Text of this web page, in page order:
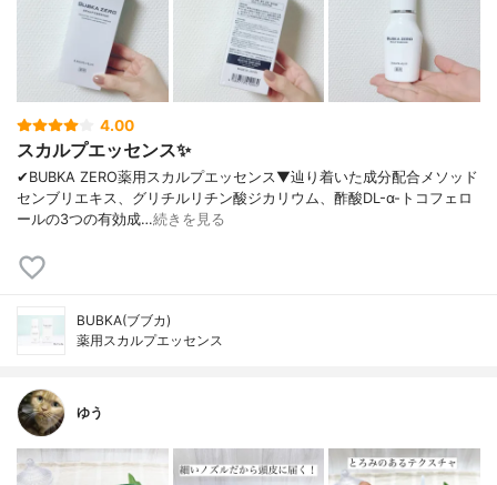
4.00
スカルプエッセンス✨
✔︎BUBKA ZERO薬用スカルプエッセンス▼辿り着いた成分配合メソッド
センブリエキス、グリチルリチン酸ジカリウム、酢酸DL-α-トコフェロ
ールの3つの有効成…続きを見る
BUBKA(ブブカ)
薬用スカルプエッセンス
ゆう